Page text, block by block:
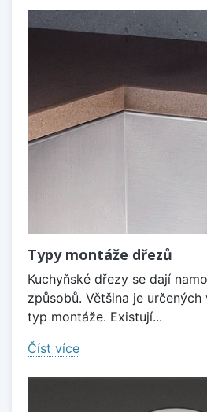
Typy montáže dřezů
Kuchyňské dřezy se dají
způsobů. Většina je
typ montáže. Existují...
Číst více